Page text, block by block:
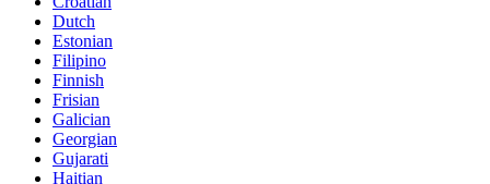
Dutch
Estonian
Filipino
Finnish
Frisian
Galician
Georgian
Gujarati
Haitian